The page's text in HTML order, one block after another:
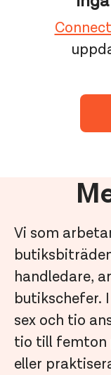
Vi som
handledare,
butikschefer.
sex och tio
tio till femton
eller